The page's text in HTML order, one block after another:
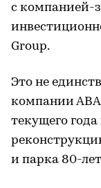
с
Group.
Это не
компании АВА
текущего
и парка 80-